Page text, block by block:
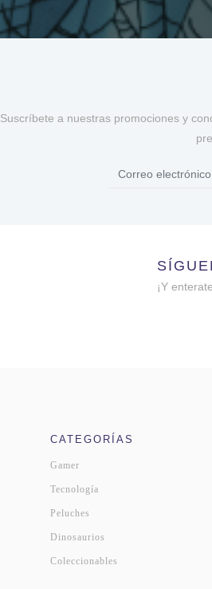
Suscríbete a nuestras promociones y
¡Y
CATEGORÍAS
Gamer
Tecnología
Peluches
Dinosaurios
Coleccionables